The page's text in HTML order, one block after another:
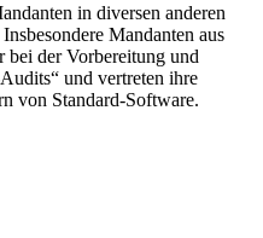
in diversen anderen
Mandanten aus
bei der Vorbereitung und
und vertreten ihre
von Standard-Software.